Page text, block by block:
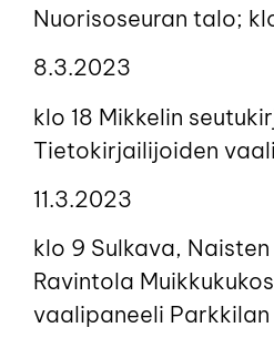
Nuorisoseuran talo;
8.3.2023
klo 18 Mikkelin
Tietokirjailijoiden
11.3.2023
klo 9 Sulkava,
Ravintola
vaalipaneeli Parkkilan